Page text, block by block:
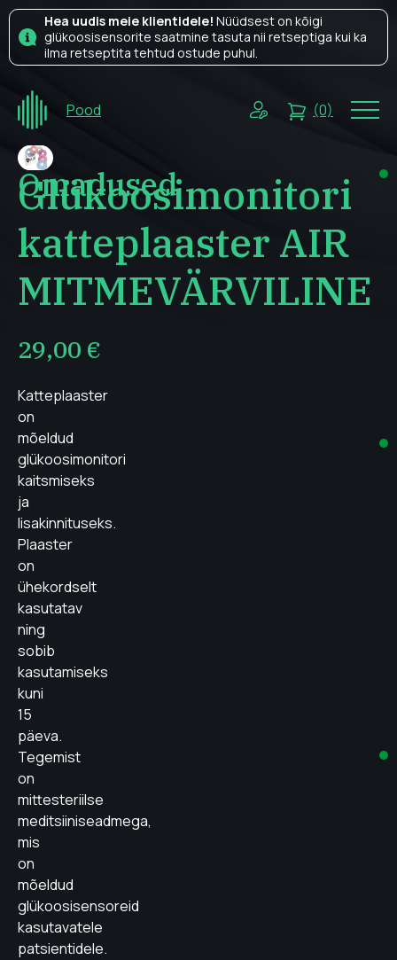
Hea uudis meie klientidele! Nüüdsest on kõigi
glükoosisensorite saatmine tasuta nii retseptiga kui ka
ilma retseptita tehtud ostude puhul.
Pood (0)
Glükoosimonitori
katteplaaster AIR
MITMEVÄRVILINE
29,00 €
Katteplaaster
on
mõeldud
glükoosimonitori
kaitsmiseks
ja
lisakinnituseks.
Plaaster
on
ühekordselt
kasutatav
ning
sobib
kasutamiseks
kuni
15
päeva.
Tegemist
on
mittesteriilse
meditsiiniseadmega,
mis
on
mõeldud
glükoosisensoreid
kasutavatele
patsientidele.
Omadused